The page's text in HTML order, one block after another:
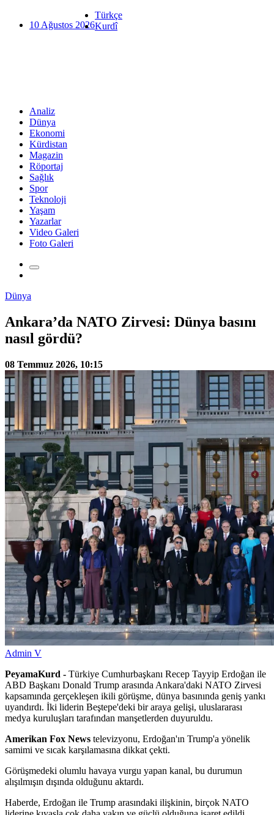
10 Ağustos 2026
Türkçe
Kurdî
Analiz
Dünya
Ekonomi
Kürdistan
Magazin
Röportaj
Sağlık
Spor
Teknoloji
Yaşam
Yazarlar
Video Galeri
Foto Galeri
Dünya
Ankara’da NATO Zirvesi: Dünya basını
nasıl gördü?
08 Temmuz 2026, 10:15
Admin V
PeyamaKurd - Türkiye Cumhurbaşkanı Recep Tayyip Erdoğan ile
ABD Başkanı Donald Trump arasında Ankara'daki NATO Zirvesi
kapsamında gerçekleşen ikili görüşme, dünya basınında geniş yankı
uyandırdı. İki liderin Beştepe'deki bir araya gelişi, uluslararası
medya kuruluşları tarafından manşetlerden duyuruldu.
Amerikan Fox News televizyonu, Erdoğan'ın Trump'a yönelik
samimi ve sıcak karşılamasına dikkat çekti.
Görüşmedeki olumlu havaya vurgu yapan kanal, bu durumun
alışılmışın dışında olduğunu aktardı.
Haberde, Erdoğan ile Trump arasındaki ilişkinin, birçok NATO